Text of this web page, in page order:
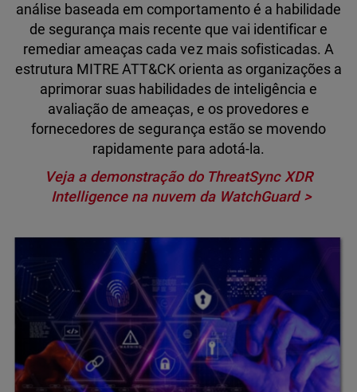
análise baseada em comportamento é a habilidade
de segurança mais recente que vai identificar e
remediar ameaças cada vez mais sofisticadas. A
estrutura MITRE ATT&CK orienta as organizações a
aprimorar suas habilidades de inteligência e
avaliação de ameaças, e os provedores e
fornecedores de segurança estão se movendo
rapidamente para adotá-la.
Veja a demonstração do ThreatSync XDR
Intelligence na nuvem da WatchGuard